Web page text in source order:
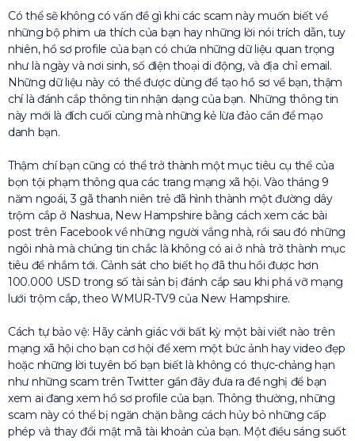
Có thể sẽ không có vấn đề gì khi các scam này muốn biết về
những bộ phim ưa thích của bạn hay những lời nói trích dẫn, tuy
nhiên, hồ sơ profile của bạn có chứa những dữ liệu quan trọng
như là ngày và nơi sinh, số điện thoại di động, và địa chỉ email.
Những dữ liệu này có thể được dùng để tạo hồ sơ về bạn, thậm
chí là đánh cắp thông tin nhận dạng của bạn. Những thông tin
này mới là đích cuối cùng mà những kẻ lừa đảo cần để mạo
danh bạn.
Thậm chí bạn cũng có thể trở thành một mục tiêu cụ thể của
bọn tội phạm thông qua các trang mạng xã hội. Vào tháng 9
năm ngoái, 3 gã thanh niên trẻ đã hình thành một đường dây
trộm cắp ở Nashua, New Hampshire bằng cách xem các bài
post trên Facebook về những người vắng nhà, rồi sau đó những
ngôi nhà mà chúng tin chắc là không có ai ở nhà trở thành mục
tiêu để nhắm tới. Cảnh sát cho biết họ đã thu hồi được hơn
100.000 USD trong số tài sản bị đánh cắp sau khi phá vỡ mạng
lưới trộm cắp, theo WMUR-TV9 của New Hampshire.
Cách tự bảo vệ: Hãy cảnh giác với bất kỳ một bài viết nào trên
mạng xã hội cho bạn cơ hội để xem một bức ảnh hay video đẹp
hoặc những lời tuyên bố bạn biết là không có thực-chảng hạn
như những scam trên Twitter gần đây đưa ra đề nghị để bạn
xem ai đang xem hồ sơ profile của bạn. Thông thường, những
scam này có thể bị ngăn chặn bằng cách hủy bỏ những cấp
phép và thay đổi mật mã tài khoản của bạn. Một điều sáng suốt